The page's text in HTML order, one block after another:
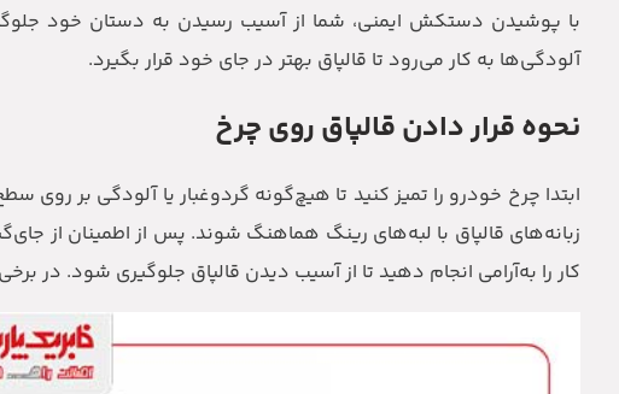
با پوشیدن دستکش ایمنی، شما از آسیب رسیدن به دستان خود
آلودگی‌ها به کار می‌رود تا قالپاق بهتر در جای خود قرار بگیرد.
نحوه قرار دادن قالپاق روی چرخ
ابتدا چرخ خودرو را تمیز کنید تا هیچ‌گونه گردوغبار یا آلودگی بر
زبانه‌های قالپاق با لبه‌های رینگ هماهنگ شوند. پس از اطمینان از
کار را به‌آرامی انجام دهید تا از آسیب دیدن قالپاق جلوگیری شود. در